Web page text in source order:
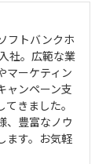
フトバンクホ
社。広範な業
マーケティン
ャンペーン支
きました。
、豊富なノウ
ます。お気軽